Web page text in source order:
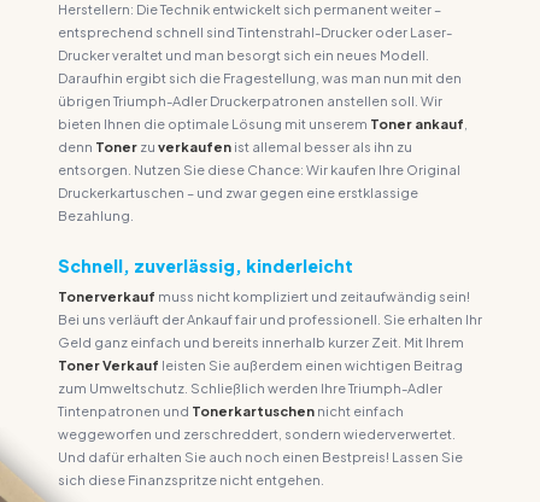
Herstellern: Die Technik entwickelt sich permanent weiter –
entsprechend schnell sind Tintenstrahl-Drucker oder Laser-
Drucker veraltet und man besorgt sich ein neues Modell.
Daraufhin ergibt sich die Fragestellung, was man nun mit den
übrigen Triumph-Adler Druckerpatronen anstellen soll. Wir
bieten Ihnen die optimale Lösung mit unserem Toner ankauf
denn Toner zu verkaufen ist allemal besser als ihn zu
entsorgen. Nutzen Sie diese Chance: Wir kaufen Ihre Original
Druckerkartuschen – und zwar gegen eine erstklassige
Bezahlung.
Schnell, zuverlässig, kinderleicht
Tonerverkauf muss nicht kompliziert und zeitaufwändig sein!
Bei uns verläuft der Ankauf fair und professionell. Sie erhalten Ihr
Geld ganz einfach und bereits innerhalb kurzer Zeit. Mit Ihrem
Toner Verkauf leisten Sie außerdem einen wichtigen Beitrag
zum Umweltschutz. Schließlich werden Ihre Triumph-Adler
Tintenpatronen und Tonerkartuschen nicht einfach
weggeworfen und zerschreddert, sondern wiederverwertet.
Und dafür erhalten Sie auch noch einen Bestpreis! Lassen Sie
sich diese Finanzspritze nicht entgehen.